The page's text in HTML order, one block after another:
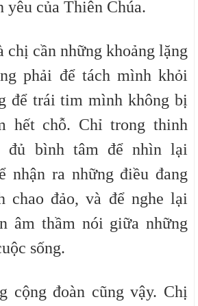
yêu của Thiên Chúa.
chị cần những khoảng lặng
phải để tách mình khỏi
để trái tim mình không bị
hết chỗ. Chỉ trong thinh
đủ bình tâm để nhìn lại
nhận ra những điều đang
chao đảo, và để nghe lại
âm thầm nói giữa những
sống.
cộng đoàn cũng vậy. Chị